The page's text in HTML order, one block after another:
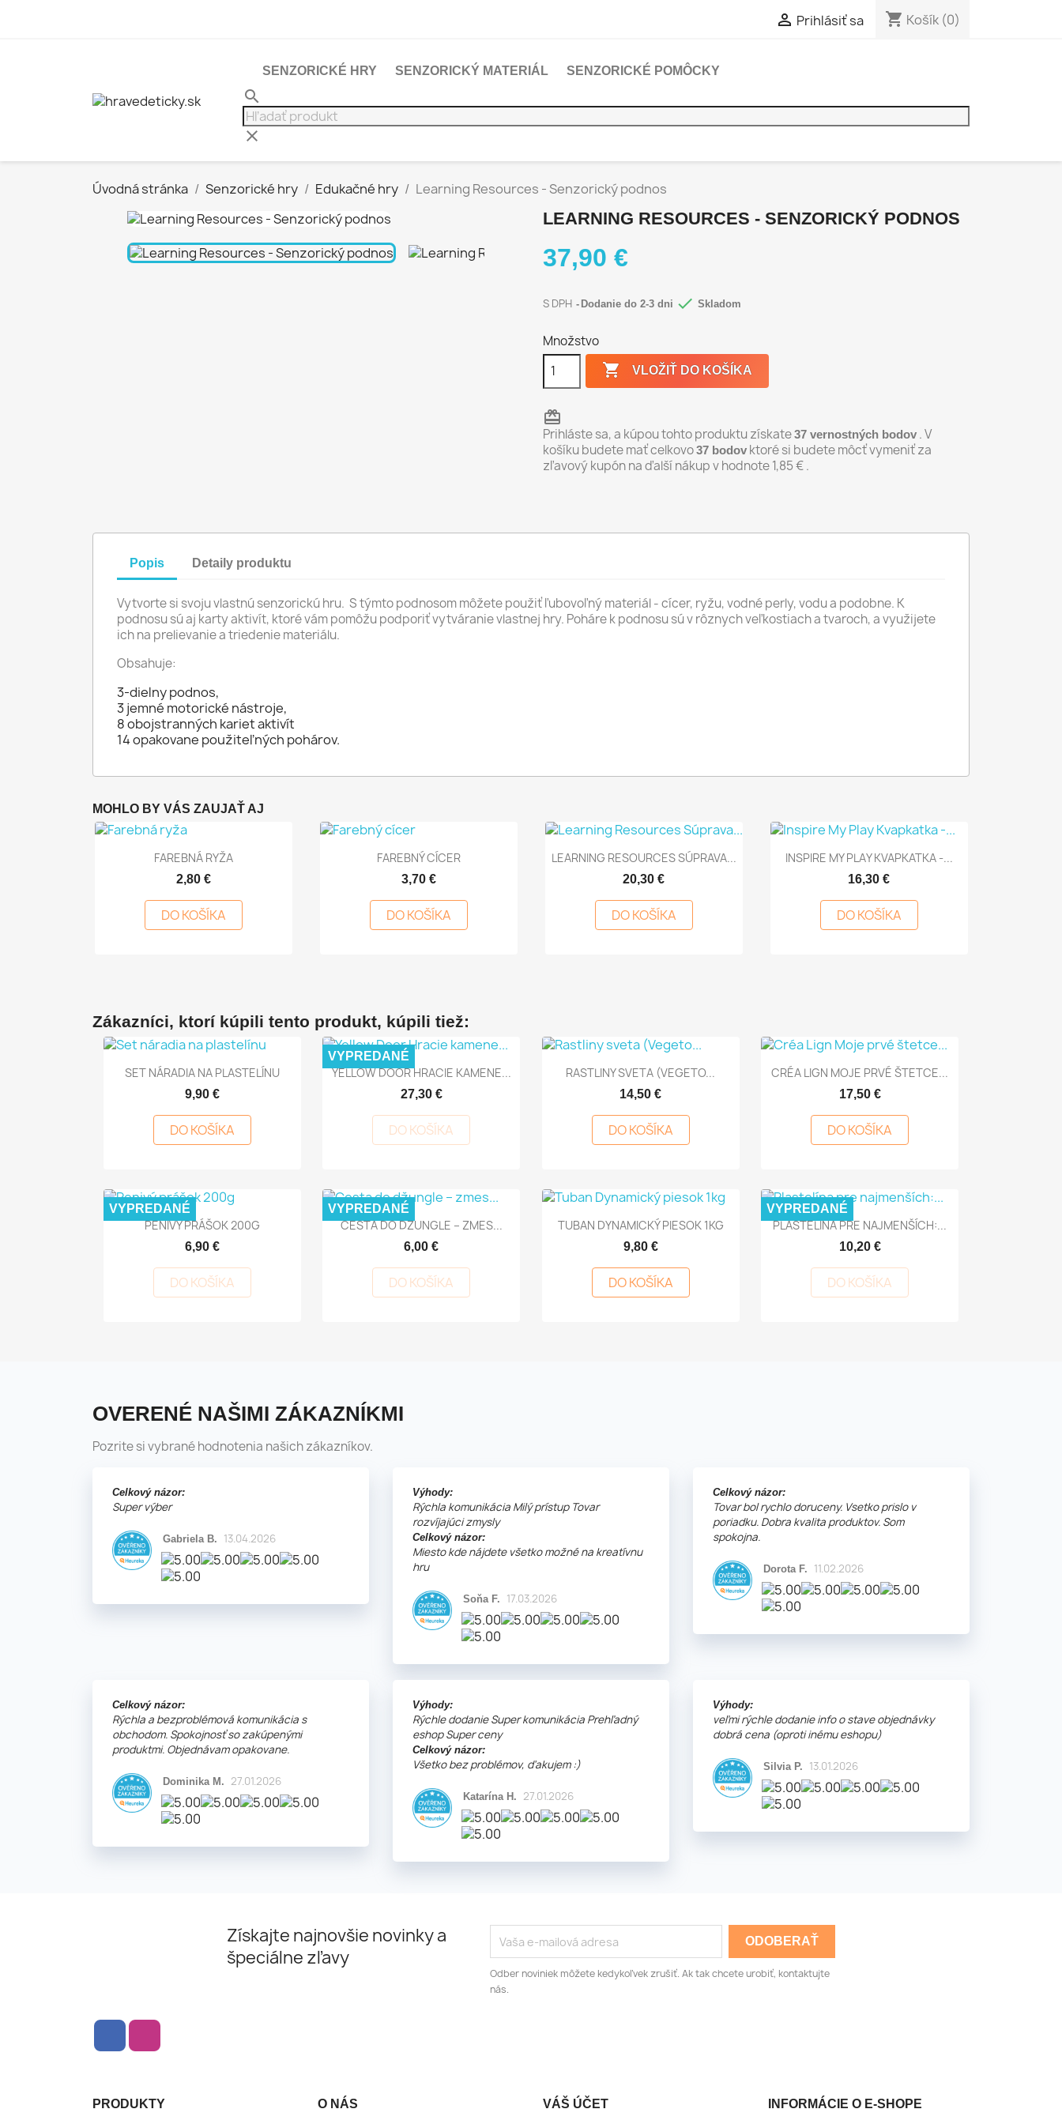
 Prihlásiť sa shopping_cart Košík (0)
SENZORICKÉ HRY SENZORICKÝ MATERIÁL SENZORICKÉ POMÔCKY
search
clear
Úvodná stránka Senzorické hry Edukačné hry Learning Resources - Senzorický podnos
LEARNING RESOURCES - SENZORICKÝ PODNOS
37,90 €
S DPH Dodanie do 2-3 dni  Skladom
Množstvo
 VLOŽIŤ DO KOŠÍKA
redeem
Prihláste sa, a kúpou tohto produktu získate37 vernostných bodov . V
košíku budete mať celkovo37 bodov ktoré si budete môcť vymeniť za
zľavový kupón na ďalší nákup v hodnote1,85 €.
Popis Detaily produktu
Vytvorte si svoju vlastnú senzorickú hru. S týmto podnosom môžete použiť ľubovoľný materiál - cícer, ryžu, vodné perly, vodu a podobne. K
podnosu sú aj karty aktivít, ktoré vám pomôžu podporiť vytváranie vlastnej hry. Poháre k podnosu sú v rôznych veľkostiach a tvaroch, a využijete
ich na prelievanie a triedenie materiálu.
Obsahuje:
3-dielny podnos,
3 jemné motorické nástroje,
8 obojstranných kariet aktivít
14 opakovane použiteľných pohárov.
MOHLO BY VÁS ZAUJAŤ AJ
Rýchly náhľad
FAREBNÁ RYŽA
2,80 €
DO KOŠÍKA
Rýchly náhľad
FAREBNÝ CÍCER
3,70 €
DO KOŠÍKA
Rýchly náhľad
LEARNING RESOURCES SÚPRAVA...
20,30 €
DO KOŠÍKA
Rýchly náhľad
INSPIRE MY PLAY KVAPKATKA -...
16,30 €
DO KOŠÍKA
Zákazníci, ktorí kúpili tento produkt, kúpili tiež:
Rýchly náhľad
SET NÁRADIA NA PLASTELÍNU
9,90 €
DO KOŠÍKA
Rýchly náhľad
YELLOW DOOR HRACIE KAMENE...
27,30 €
DO KOŠÍKA
VYPREDANÉ
Rýchly náhľad
RASTLINY SVETA (VEGETO...
14,50 €
DO KOŠÍKA
Rýchly náhľad
CRÉA LIGN MOJE PRVÉ ŠTETCE...
17,50 €
DO KOŠÍKA
Rýchly náhľad
PENIVÝ PRÁŠOK 200G
6,90 €
DO KOŠÍKA
VYPREDANÉ
Rýchly náhľad
CESTA DO DŽUNGLE – ZMES...
6,00 €
DO KOŠÍKA
VYPREDANÉ
Rýchly náhľad
TUBAN DYNAMICKÝ PIESOK 1KG
9,80 €
DO KOŠÍKA
Rýchly náhľad
PLASTELÍNA PRE NAJMENŠÍCH:...
10,20 €
DO KOŠÍKA
VYPREDANÉ
OVERENÉ NAŠIMI ZÁKAZNÍKMI
Pozrite si vybrané hodnotenia našich zákazníkov.
Celkový názor:
Super výber
Gabriela B. 13.04.2026
Výhody:
Rýchla komunikácia Milý prístup Tovar
rozvíjajúci zmysly
Celkový názor:
Miesto kde nájdete všetko možné na kreatívnu
hru
Soňa F. 17.03.2026
Celkový názor:
Tovar bol rychlo doruceny. Vsetko prislo v
poriadku. Dobra kvalita produktov. Som
spokojna.
Dorota F. 11.02.2026
Celkový názor:
Rýchla a bezproblémová komunikácia s
obchodom. Spokojnosť so zakúpenými
produktmi. Objednávam opakovane.
Dominika M. 27.01.2026
Výhody:
Rýchle dodanie Super komunikácia Prehľadný
eshop Super ceny
Celkový názor:
Všetko bez problémov, ďakujem :)
Katarína H. 27.01.2026
Výhody:
veľmi rýchle dodanie info o stave objednávky
dobrá cena (oproti inému eshopu)
Silvia P. 13.01.2026
Získajte najnovšie novinky a
špeciálne zľavy
Odber noviniek môžete kedykoľvek zrušiť. Ak tak chcete urobiť, kontaktujte
nás.
Facebook
PRODUKTY O NÁS VÁŠ ÚČET INFORMÁCIE O E-SHOPE